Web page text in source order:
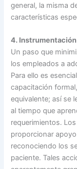
general, la misma
características
4.
Un paso que
los empleados a
Para ello es
capacitación
equivalente; así se
al tiempo que
requerimientos.
proporcionar
reconociendo los
paciente. Tales